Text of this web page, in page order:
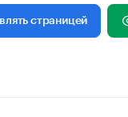
страницей